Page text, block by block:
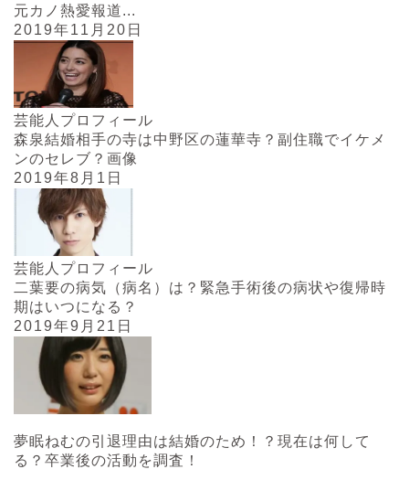
元カノ熱愛報道...
2019年11月20日
芸能人プロフィール
森泉結婚相手の寺は中野区の蓮華寺？副住職でイケメ
ンのセレブ？画像
2019年8月1日
芸能人プロフィール
二葉要の病気（病名）は？緊急手術後の病状や復帰時
期はいつになる？
2019年9月21日
夢眠ねむの引退理由は結婚のため！？現在は何して
る？卒業後の活動を調査！